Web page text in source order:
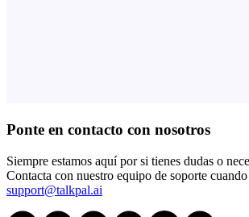
Ponte en contacto con nosotros
Siempre estamos aquí por si tienes dudas o
Contacta con nuestro equipo de soporte
support@talkpal.ai